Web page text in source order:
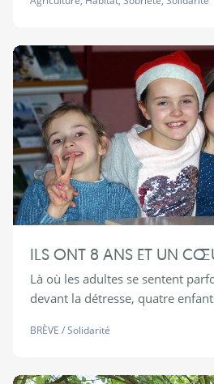
ILS ONT 8 ANS ET UN
Là où les adultes se sentent
devant la détresse, quatre
BRÈVE /Solidarité